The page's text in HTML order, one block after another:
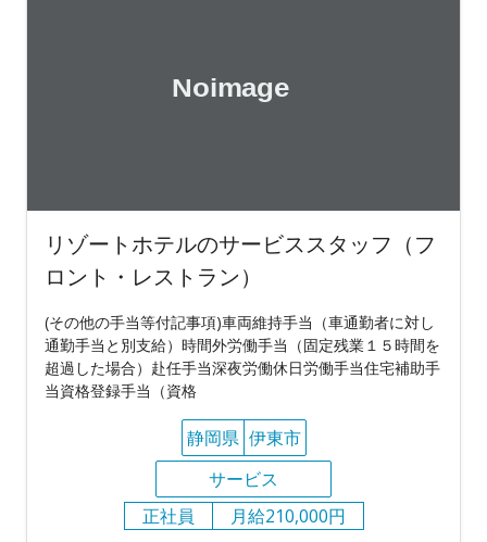
リゾートホテルのサービススタッフ（フ
ロント・レストラン）
(その他の手当等付記事項)車両維持手当（車通勤者に対し
通勤手当と別支給）時間外労働手当（固定残業１５時間を
超過した場合）赴任手当深夜労働休日労働手当住宅補助手
当資格登録手当（資格
静岡県 伊東市
サービス
正社員
月給210,000円